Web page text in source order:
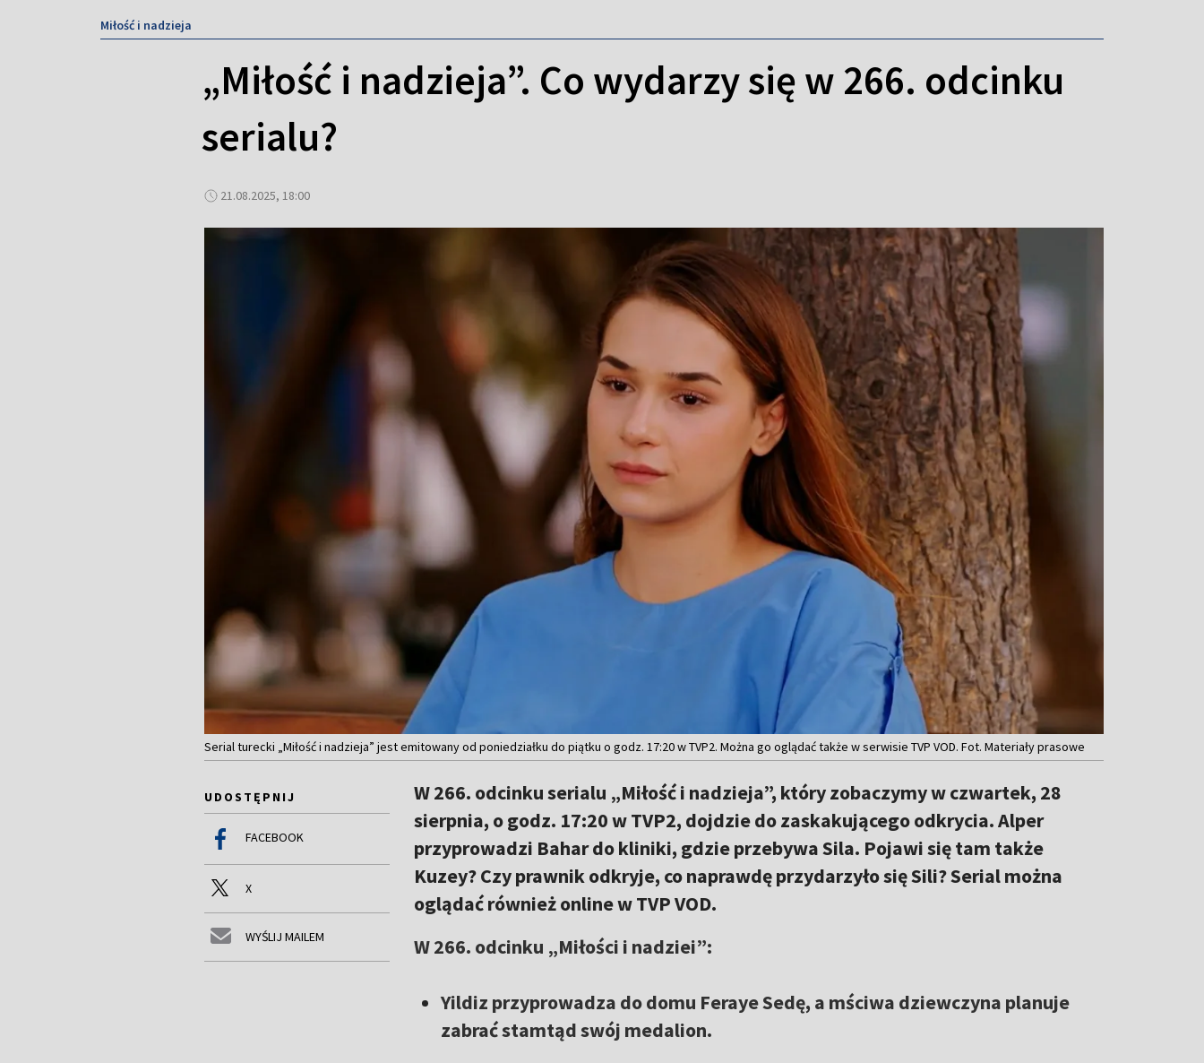
Miłość i nadzieja
„Miłość i nadzieja”. Co wydarzy się w 266. odcinku
serialu?
21.08.2025, 18:00
Serial turecki „Miłość i nadzieja” jest emitowany od poniedziałku do piątku o godz. 17:20 w TVP2. Można go oglądać także w serwisie TVP VOD. Fot. Materiały prasowe
UDOSTĘPNIJ
FACEBOOK
X
WYŚLIJ MAILEM
W 266. odcinku serialu „Miłość i nadzieja”, który zobaczymy w czwartek, 28
sierpnia, o godz. 17:20 w TVP2, dojdzie do zaskakującego odkrycia. Alper
przyprowadzi Bahar do kliniki, gdzie przebywa Sila. Pojawi się tam także
Kuzey? Czy prawnik odkryje, co naprawdę przydarzyło się Sili? Serial można
oglądać również online w TVP VOD.
W 266. odcinku „Miłości i nadziei”:
Yildiz przyprowadza do domu Feraye Sedę, a mściwa dziewczyna planuje
zabrać stamtąd swój medalion.